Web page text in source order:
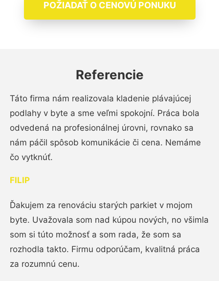
POŽIADAŤ O CENOVÚ PONUKU
Referencie
Táto firma nám realizovala kladenie plávajúcej
podlahy v byte a sme veľmi spokojní. Práca bola
odvedená na profesionálnej úrovni, rovnako sa
nám páčil spôsob komunikácie či cena. Nemáme
čo vytknúť.
FILIP
Ďakujem za renováciu starých parkiet v mojom
byte. Uvažovala som nad kúpou nových, no všimla
som si túto možnosť a som rada, že som sa
rozhodla takto. Firmu odporúčam, kvalitná práca
za rozumnú cenu.